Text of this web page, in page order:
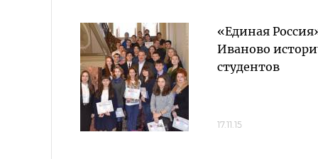
«Единая
Иваново
студентов
17.11.15